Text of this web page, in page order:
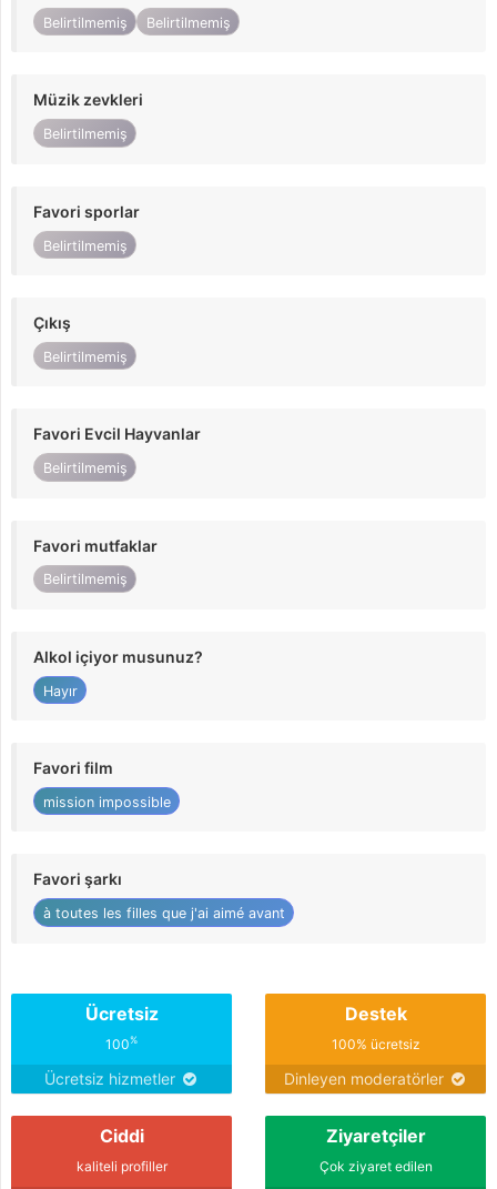
Belirtilmemiş Belirtilmemiş
Müzik zevkleri
Belirtilmemiş
Favori sporlar
Belirtilmemiş
Çıkış
Belirtilmemiş
Favori Evcil Hayvanlar
Belirtilmemiş
Favori mutfaklar
Belirtilmemiş
Alkol içiyor musunuz?
Hayır
Favori film
mission impossible
Favori şarkı
à toutes les filles que j'ai aimé avant
Ücretsiz
100%
Ücretsiz hizmetler
Destek
100% ücretsiz
Dinleyen moderatörler
Ciddi
kaliteli profiller
Ziyaretçiler
Çok ziyaret edilen